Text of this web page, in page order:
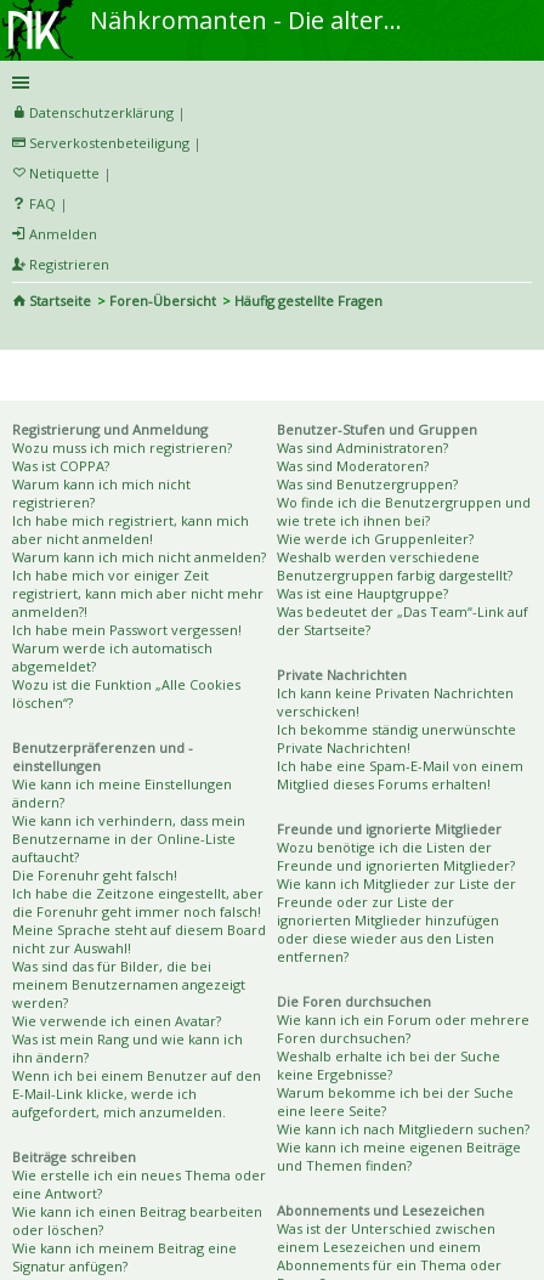
Nähkromanten - Die alternative Näh- und DIY-Community
Datenschutzerklärung |
Serverkostenbeteiligung |
Netiquette |
FAQ |
Anmelden
Registrieren
Startseite
Foren-Übersicht
Häufig gestellte Fragen
Registrierung und Anmeldung
Wozu muss ich mich registrieren?
Was ist COPPA?
Warum kann ich mich nicht
registrieren?
Ich habe mich registriert, kann mich
aber nicht anmelden!
Warum kann ich mich nicht anmelden?
Ich habe mich vor einiger Zeit
registriert, kann mich aber nicht mehr
anmelden?!
Ich habe mein Passwort vergessen!
Warum werde ich automatisch
abgemeldet?
Wozu ist die Funktion „Alle Cookies
löschen“?
Benutzerpräferenzen und -
einstellungen
Wie kann ich meine Einstellungen
ändern?
Wie kann ich verhindern, dass mein
Benutzername in der Online-Liste
auftaucht?
Die Forenuhr geht falsch!
Ich habe die Zeitzone eingestellt, aber
die Forenuhr geht immer noch falsch!
Meine Sprache steht auf diesem Board
nicht zur Auswahl!
Was sind das für Bilder, die bei
meinem Benutzernamen angezeigt
werden?
Wie verwende ich einen Avatar?
Was ist mein Rang und wie kann ich
ihn ändern?
Wenn ich bei einem Benutzer auf den
E-Mail-Link klicke, werde ich
aufgefordert, mich anzumelden.
Beiträge schreiben
Wie erstelle ich ein neues Thema oder
eine Antwort?
Wie kann ich einen Beitrag bearbeiten
oder löschen?
Wie kann ich meinem Beitrag eine
Signatur anfügen?
Benutzer-Stufen und Gruppen
Was sind Administratoren?
Was sind Moderatoren?
Was sind Benutzergruppen?
Wo finde ich die Benutzergruppen und
wie trete ich ihnen bei?
Wie werde ich Gruppenleiter?
Weshalb werden verschiedene
Benutzergruppen farbig dargestellt?
Was ist eine Hauptgruppe?
Was bedeutet der „Das Team“-Link auf
der Startseite?
Private Nachrichten
Ich kann keine Privaten Nachrichten
verschicken!
Ich bekomme ständig unerwünschte
Private Nachrichten!
Ich habe eine Spam-E-Mail von einem
Mitglied dieses Forums erhalten!
Freunde und ignorierte Mitglieder
Wozu benötige ich die Listen der
Freunde und ignorierten Mitglieder?
Wie kann ich Mitglieder zur Liste der
Freunde oder zur Liste der
ignorierten Mitglieder hinzufügen
oder diese wieder aus den Listen
entfernen?
Die Foren durchsuchen
Wie kann ich ein Forum oder mehrere
Foren durchsuchen?
Weshalb erhalte ich bei der Suche
keine Ergebnisse?
Warum bekomme ich bei der Suche
eine leere Seite?
Wie kann ich nach Mitgliedern suchen?
Wie kann ich meine eigenen Beiträge
und Themen finden?
Abonnements und Lesezeichen
Was ist der Unterschied zwischen
einem Lesezeichen und einem
Abonnements für ein Thema oder